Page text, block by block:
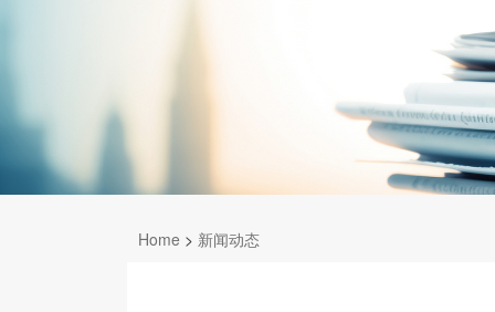
Home > 新闻动态